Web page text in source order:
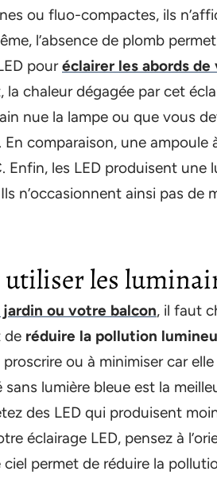
ou fluo-compactes, ils
l’absence de plomb
pouréclairer les abords
chaleur dégagée par cet
nue la lampe ou que vous
En comparaison, une
Enfin, les LED produisent
n’occasionnent ainsi pas
les
ou votre balcon, il faut
de réduire la pollution
ou à minimiser car
sans lumière bleue est la
des LED qui produisent
éclairage LED, pensez à
permet de réduire la